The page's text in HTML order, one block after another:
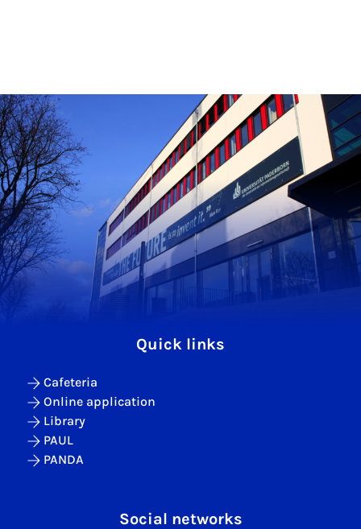
Quick links
Cafeteria
Online application
Library
PAUL
PANDA
Social networks